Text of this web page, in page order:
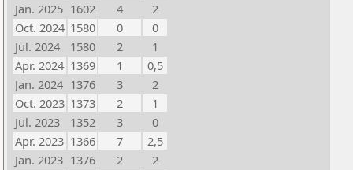
Jan. 2025 1602 4
2
Oct. 2024 1580 0
0
Jul. 2024
1580 2
1
Apr. 2024 1369 1
0,5
Jan. 2024 1376 3
2
Oct. 2023 1373 2
1
Jul. 2023
1352 3
0
Apr. 2023 1366 7
2,5
Jan. 2023 1376 2
2